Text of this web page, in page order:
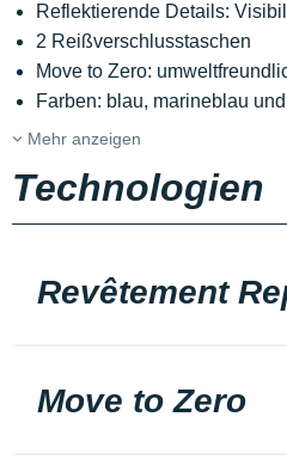
Reflektierende Details:
2 Reißverschlusstaschen
Move to Zero:
Farben: blau, marineblau
Mehr anzeigen
Technologien
Revêtement
Move to Zero